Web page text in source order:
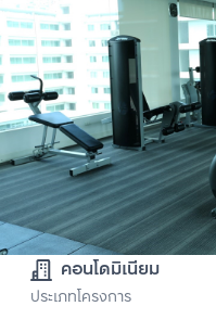
คอนโดมิเนียม
ประเภทโครงการ